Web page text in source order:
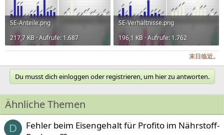
SE-Anteile.png
217,7 KB · Aufrufe: 1.687
SE-Verhältnisse.png
196,1 KB · Aufrufe: 1.762
末日临近。
Du musst dich einloggen oder registrieren, um hier zu antworten.
Ähnliche Themen
D
Fehler beim Eisengehalt für Profito im Nährstoff-